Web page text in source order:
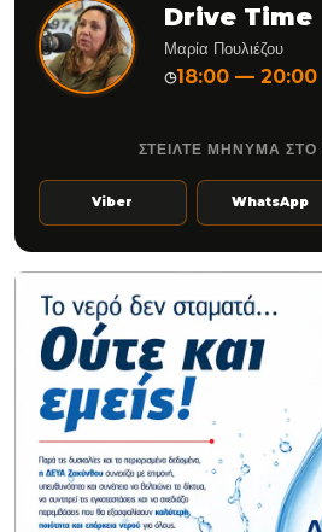
Drive Time
Μαρία Πουλιέζου
◷18:00 — 20:00
ΣΤΕΙΛΤΕ ΜΗΝΥΜΑ ΣΤΟ
Viber WhatsApp